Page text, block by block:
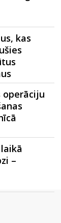
kas
operāciju
–